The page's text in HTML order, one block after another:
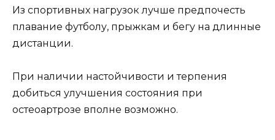
Из спортивных нагрузок лучше предпочесть
плавание футболу, прыжкам и бегу на длинные
дистанции.
При наличии настойчивости и терпения
добиться улучшения состояния при
остеоартрозе вполне возможно.